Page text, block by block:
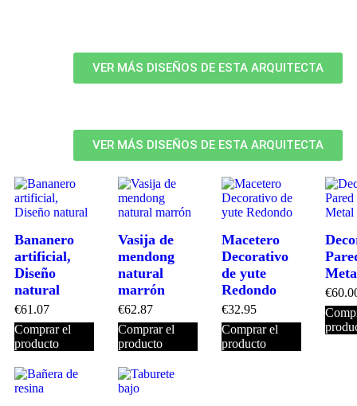
VER MÁS DISEÑOS DE ESTA ARQUITECTA
VER MÁS DISEÑOS DE ESTA ARQUITECTA
Bananero
artificial,
Diseño
natural
€61.07
Comprar el
producto
Vasija de
mendong
natural
marrón
€62.87
Comprar el
producto
Macetero
Decorativo
de yute
Redondo
€32.95
Comprar el
producto
€